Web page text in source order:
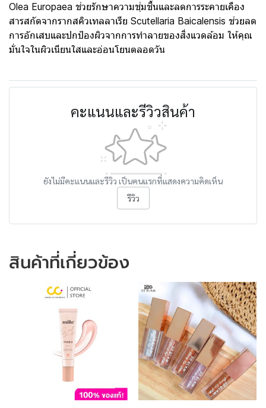
Olea Europaea ช่วยรักษาความชุ่มชื้นและลดการระคายเคือง
สารสกัดจากรากสคิวเทลลาเรีย Scutellaria Baicalensis ช่วยลด
การอักเสบและปกป้องผิวจากการทำลายของสิ่งแวดล้อม ให้คุณ
มั่นใจในผิวเนียนใสและอ่อนโยนตลอดวัน
คะแนนและรีวิวสินค้า
ยังไม่มีคะแนนและรีวิว เป็นคนแรกที่แสดงความคิดเห็น
รีวิว
สินค้าที่เกี่ยวข้อง